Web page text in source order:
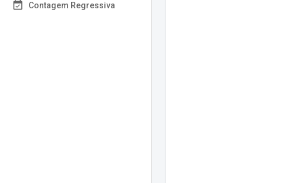
Contagem Regressiva